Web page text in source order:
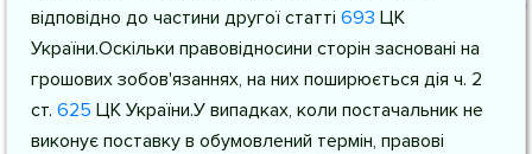
відповідно до частини другої статті 693 ЦК
України.Оскільки правовідносини сторін засновані на
грошових зобов'язаннях, на них поширюється дія ч. 2
ст. 625 ЦК України.У випадках, коли постачальник не
виконує поставку в обумовлений термін, правові